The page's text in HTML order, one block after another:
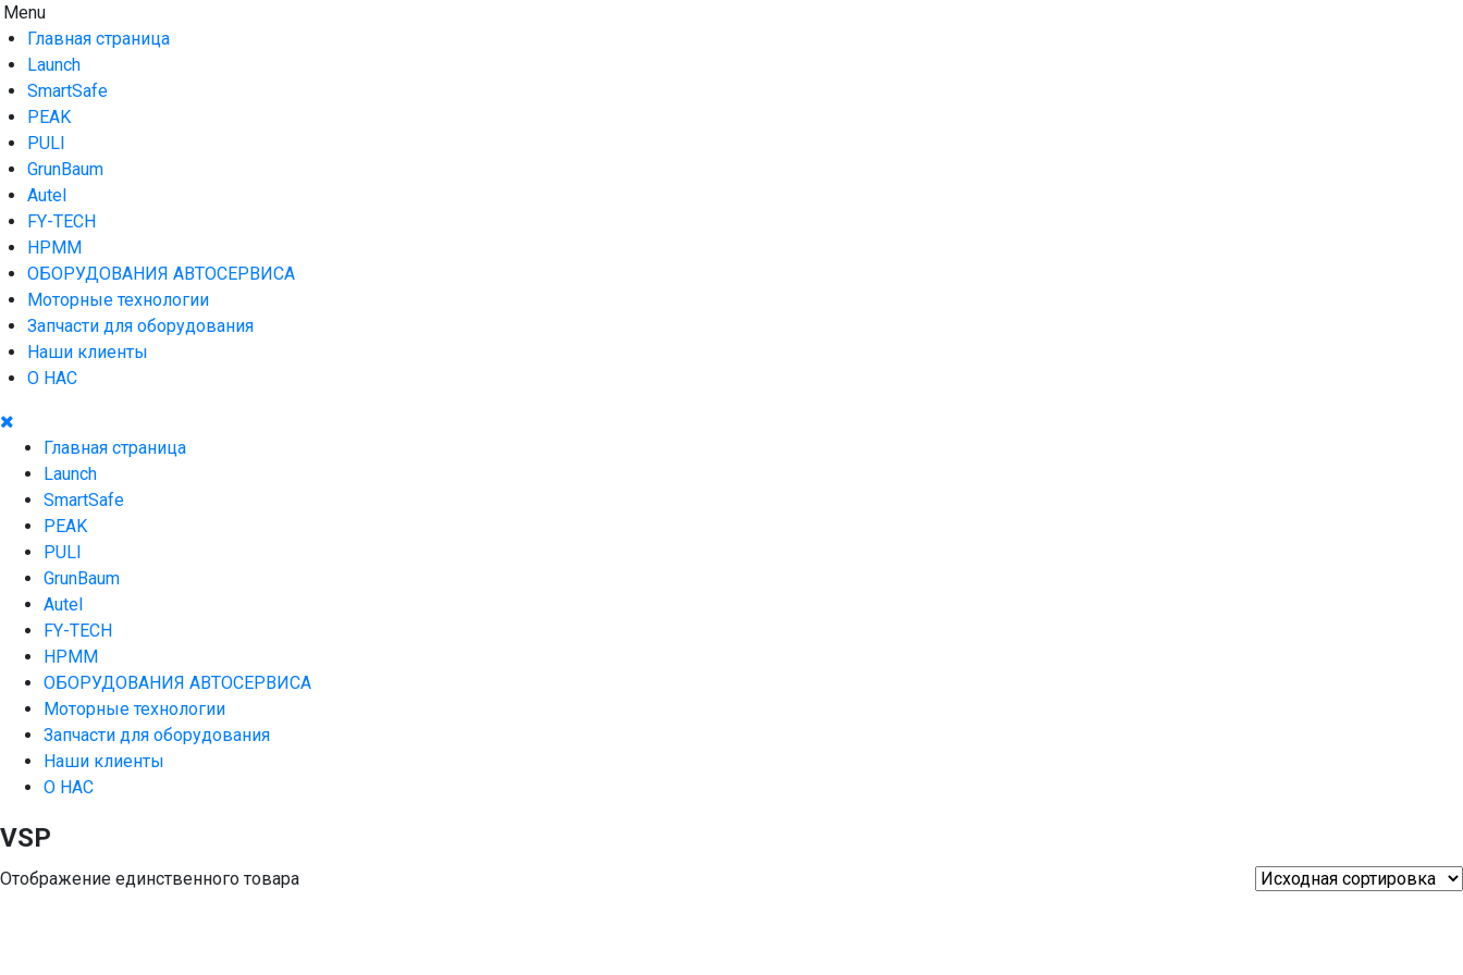
Skip
to
content
AUTO HOUSE
Технологии автосервиса — официальный дистрибьютор Launch в Армении,Launch Armenia
Menu
Главная страница
Launch
SmartSafe
PEAK
PULI
GrunBaum
Autel
FY-TECH
HPMM
ОБОРУДОВАНИЯ АВТОСЕРВИСА
Моторные технологии
Запчасти для оборудования
Наши клиенты
О НАС
Главная страница
Launch
SmartSafe
PEAK
PULI
GrunBaum
Autel
FY-TECH
HPMM
ОБОРУДОВАНИЯ АВТОСЕРВИСА
Моторные технологии
Запчасти для оборудования
Наши клиенты
О НАС
VSP
Отображение единственного товара